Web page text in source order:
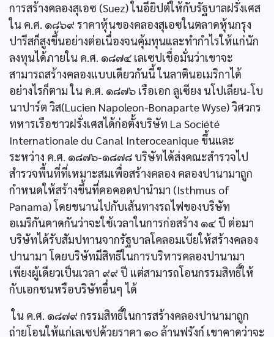
การสร้างคลองสุเอซ (Suez) ในอียิปต์ให้กับรัฐบาลฝรั่งเศส
ใน ค.ศ. ๑๘๖๙ ราคาหุ้นของคลองสุเอซในตลาดหุ้นกรุง
ปารีสก็สูงขึ้นอย่างต่อเนื่องจนคุ้มทุนและทำกำไรให้แก่นัก
ลงทุนได้ภายใน ค.ศ. ๑๘๗๔ เลเซปเชื่อมั่นว่าเขาจะ
สามารถสร้างคลองแบบเดียวกันนี้ ในลาตินอเมริกาได้
อย่างไรก็ตาม ใน ค.ศ. ๑๘๗๖ เรือเอก ลูเซียง นโปเลียน-โบ
นาปาร์ต วิส(Lucien Napoleon-Bonaparte Wyse) วิศวกร
ทหารเรือชาวฝรั่งเศสได้ก่อตั้งบริษัท La Société
Internationale du Canal Interoceanique ขึ้นและ
ระหว่าง ค.ศ. ๑๘๗๖-๑๘๗๘ บริษัทได้ส่งคณะสำรวจไป
สำรวจพื้นที่ที่เหมาะสมเพื่อสร้างคลอง คลองปานามาถูก
กำหนดให้สร้างขึ้นที่คอคอดปานำมา (Isthmus of
Panama) โดยขนานไปกับเส้นทางรถไฟของบริษัท
อเมริกันคาดกันว่าจะใช้เวลาในการก่อสร้าง ๑๔ ปี ต่อมา
บริษัทได้รับสัมปทานจากรัฐบาลโคลอมเบียให้สร้างคลอง
ปานามา โดยบริษัทมีสิทธิในการบริหารคลองปานามา
เพียงผู้เดียวเป็นเวลา ๙๙ ปี แต่สามารถโอนกรรมสิทธิ์ให้
กับเอกชนหรือบริษัทอื่นๆ ได้
ใน ค.ศ. ๑๘๗๙ กรรมสิทธิ์ในการสร้างคลองปานามาถูก
ถ่ายโอนให้แก่เลเซปด้วยราคา ๑๐ ล้านฟรังก์ เขาคาดว่าจะ